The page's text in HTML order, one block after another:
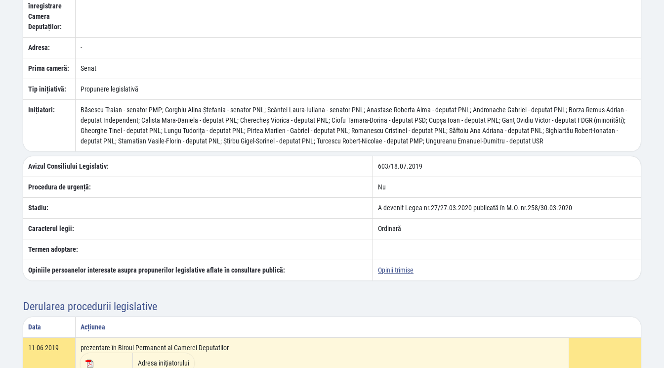
înregistrare
Camera
Deputaților:
Adresa: -
Prima cameră: Senat
Tip inițiativă: Propunere legislativă
Inițiatori:
Băsescu Traian - senator PMP; Gorghiu Alina-Ştefania - senator PNL; Scântei Laura-Iuliana - senator PNL; Anastase Roberta Alma - deputat PNL; Andronache Gabriel - deputat PNL; Borza Remus-Adrian -
deputat Independent; Calista Mara-Daniela - deputat PNL; Cherecheş Viorica - deputat PNL; Ciofu Tamara-Dorina - deputat PSD; Cupşa Ioan - deputat PNL; Ganţ Ovidiu Victor - deputat FDGR (minoritãti);
Gheorghe Tinel - deputat PNL; Lungu Tudoriţa - deputat PNL; Pirtea Marilen - Gabriel - deputat PNL; Romanescu Cristinel - deputat PNL; Săftoiu Ana Adriana - deputat PNL; Sighiartău Robert-Ionatan -
deputat PNL; Stamatian Vasile-Florin - deputat PNL; Ştirbu Gigel-Sorinel - deputat PNL; Turcescu Robert-Nicolae - deputat PMP; Ungureanu Emanuel-Dumitru - deputat USR
Avizul Consiliului Legislativ: 603/18.07.2019
Procedura de urgență: Nu
Stadiu: A devenit Legea nr.27/27.03.2020 publicatã în M.O. nr.258/30.03.2020
Caracterul legii: Ordinară
Termen adoptare:
Opiniile persoanelor interesate asupra propunerilor legislative aflate în consultare publică: Opinii trimise
Derularea procedurii legislative
Data Acțiunea
11-06-2019
prezentare în Biroul Permanent al Camerei Deputatilor
Adresa iniţiatorului